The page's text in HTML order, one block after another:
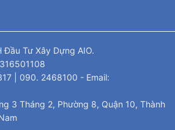
Tư Xây Dựng AIO.
| 090. 2468100 - Email:
3 Tháng 2, Phường 8, Quận 10, Thành